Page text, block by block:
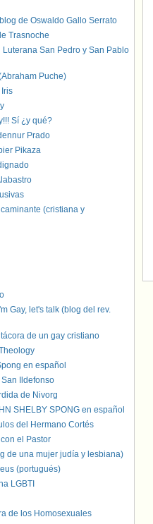
de Oswaldo Gallo Serrato
Trasnoche
San Pedro y San Pablo
Puche)
Sí ¿y qué?
Prado
Pikaza
(cristiana y
Gay, let's talk (blog del rev.
de un gay cristiano
en español
Ildefonso
de Nivorg
SHELBY SPONG en español
del Hermano Cortés
el Pastor
de una mujer judía y lesbiana)
(portugués)
LGBTI
de los Homosexuales